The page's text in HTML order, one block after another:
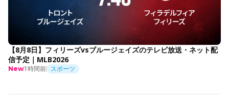
【8月8日】フィリーズvsブルージェイズのテレビ放送・ネット配
信予定｜MLB2026
New1時間前 スポーツ